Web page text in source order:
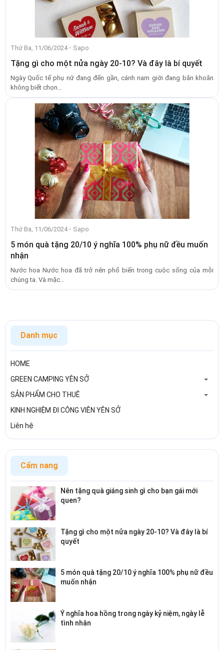
Thứ Ba, 11/06/2024- Sapo
Tặng gì cho một nửa ngày 20-10? Và đây là bí quyết
Ngày Quốc tế phụ nữ đang đến gần, cánh nam giới đang băn khoăn
không biết chọn...
Thứ Ba, 11/06/2024- Sapo
5 món quà tặng 20/10 ý nghĩa 100% phụ nữ đều muốn
nhận
Nước hoa Nước hoa đã trở nên phổ biến trong cuộc sống của mỗi
chúng ta. Và mặc...
Danh mục
HOME
GREEN CAMPING YÊN SỞ
SẢN PHẨM CHO THUÊ
KINH NGHIỆM ĐI CÔNG VIÊN YÊN SỞ
Liên hệ
Cẩm nang
Nên tặng quà giáng sinh gì cho bạn gái mới
quen?
Tặng gì cho một nửa ngày 20-10? Và đây là bí
quyết
5 món quà tặng 20/10 ý nghĩa 100% phụ nữ đều
muốn nhận
Ý nghĩa hoa hồng trong ngày kỷ niệm, ngày lễ
tình nhân